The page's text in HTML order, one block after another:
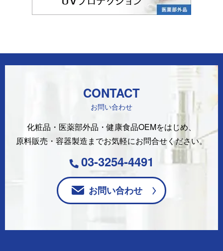
CONTACT
お問い合わせ
化粧品・医薬部外品・健康食品OEMをはじめ、
原料販売・容器製造までお気軽にお問合せください。
03-3254-4491
お問い合わせ